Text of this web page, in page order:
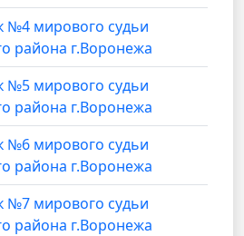
№4 мирового судьи
района г.Воронежа
№5 мирового судьи
района г.Воронежа
№6 мирового судьи
района г.Воронежа
№7 мирового судьи
района г.Воронежа